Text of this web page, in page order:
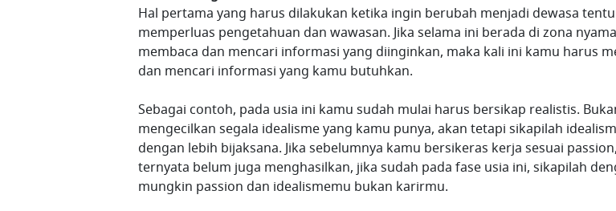
Hal pertama yang harus dilakukan ketika ingin berubah menjadi dewasa tentu
memperluas pengetahuan dan wawasan. Jika selama ini berada di zona
membaca dan mencari informasi yang diinginkan, maka kali ini kamu harus
dan mencari informasi yang kamu butuhkan.
Sebagai contoh, pada usia ini kamu sudah mulai harus bersikap realistis.
mengecilkan segala idealisme yang kamu punya, akan tetapi sikapilah
dengan lebih bijaksana. Jika sebelumnya kamu bersikeras kerja sesuai
ternyata belum juga menghasilkan, jika sudah pada fase usia ini, sikapilah
mungkin passion dan idealismemu bukan karirmu.